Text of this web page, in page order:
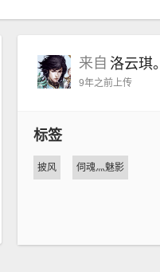
来自 洛云琪。
9年之前上传
标签
披风 伺魂灬魅影